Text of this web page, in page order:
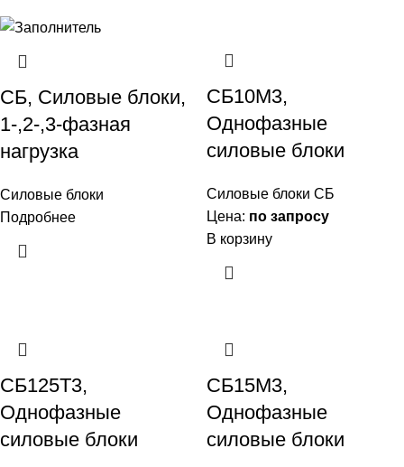
СБ, Силовые блоки,
1-,2-,3-фазная
нагрузка
Силовые блоки
Подробнее
СБ10М3,
Однофазные
силовые блоки
Силовые блоки СБ
Цена: по запросу
В корзину
СБ125Т3,
Однофазные
силовые блоки
СБ15М3,
Однофазные
силовые блоки